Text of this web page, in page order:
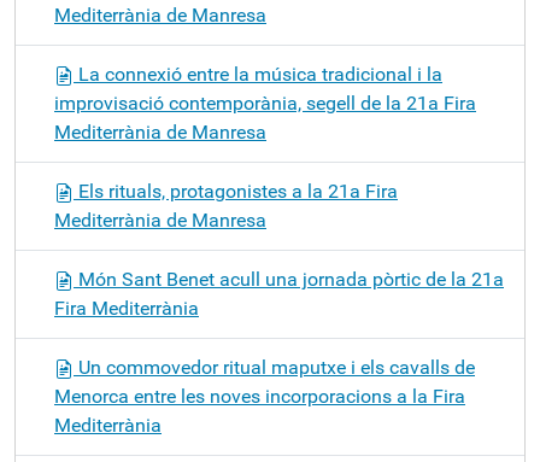
Mediterrània de Manresa
La connexió entre la música tradicional i la
improvisació contemporània, segell de la 21a Fira
Mediterrània de Manresa
Els rituals, protagonistes a la 21a Fira
Mediterrània de Manresa
Món Sant Benet acull una jornada pòrtic de la 21a
Fira Mediterrània
Un commovedor ritual maputxe i els cavalls de
Menorca entre les noves incorporacions a la Fira
Mediterrània